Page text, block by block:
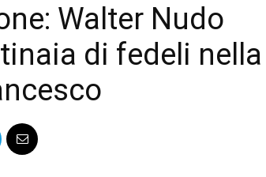
Walter Nudo
di fedeli nella